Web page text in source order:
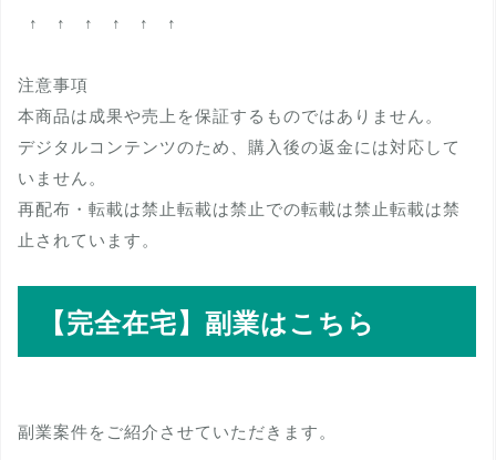
↑ ↑ ↑ ↑ ↑ ↑
注意事項
本商品は成果や売上を保証するものではありません。
デジタルコンテンツのため、購入後の返金には対応して
いません。
再配布・転載は禁止転載は禁止での転載は禁止転載は禁
止されています。
【完全在宅】副業はこちら
副業案件をご紹介させていただきます。